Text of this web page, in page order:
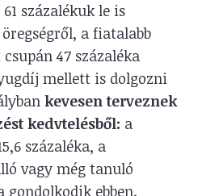
százalékuk le is
a fiatalabb
47 százaléka
mellett is dolgozni
kevesen terveznek
kedvtelésből: a
százaléka, a
vagy még tanuló
gondolkodik ebben.